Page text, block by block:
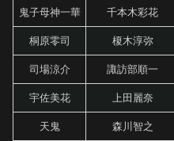
鬼子母神一華 千本木彩花
桐原零司 榎木淳弥
司場涼介 諏訪部順一
宇佐美花 上田麗奈
天鬼 森川智之